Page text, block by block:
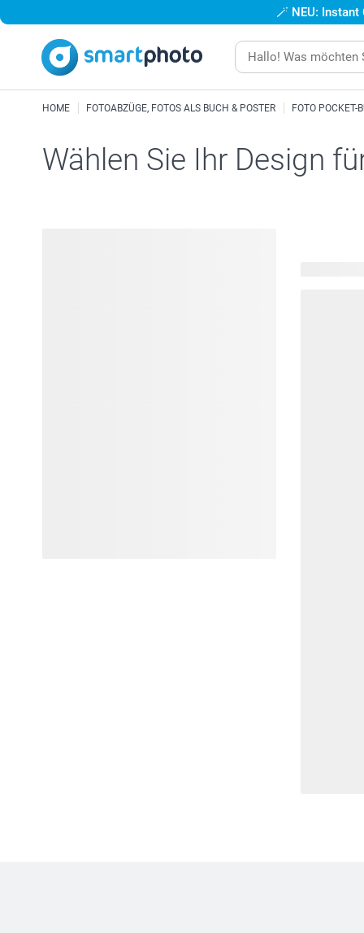
🪄 NEU:
HOME FOTOABZÜGE, FOTOS ALS BUCH & POSTER FOTO POCKET-
Wählen Sie Ihr Design